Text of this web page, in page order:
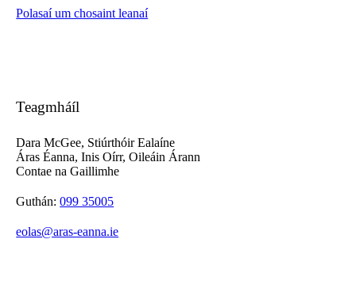
Polasaí um chosaint leanaí
Teagmháíl
Dara McGee, Stiúrthóir Ealaíne
Áras Éanna, Inis Oírr, Oileáin Árann
Contae na Gaillimhe
Guthán:099 35005
eolas@aras-eanna.ie